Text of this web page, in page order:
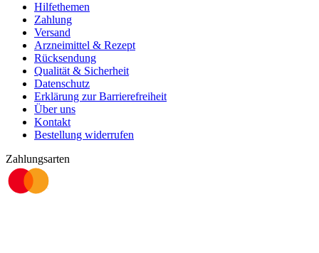
Hilfethemen
Zahlung
Versand
Arzneimittel & Rezept
Rücksendung
Qualität & Sicherheit
Datenschutz
Erklärung zur Barrierefreiheit
Über uns
Kontakt
Bestellung widerrufen
Zahlungsarten